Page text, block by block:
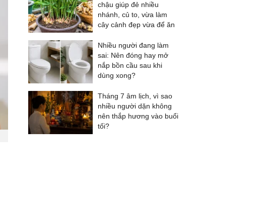
chậu giúp đẻ nhiều
nhánh, củ to, vừa làm
cây cảnh đẹp vừa để ăn
Nhiều người đang làm
sai: Nên đóng hay mở
nắp bồn cầu sau khi
dùng xong?
Tháng 7 âm lịch, vì sao
nhiều người dặn không
nên thắp hương vào buổi
tối?